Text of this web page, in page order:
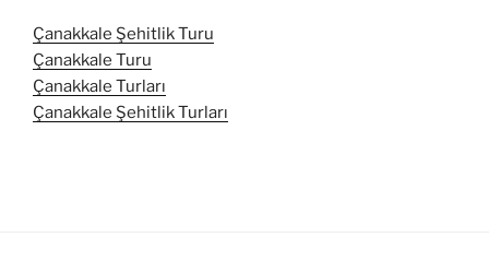
Çanakkale Şehitlik Turu
Çanakkale Turu
Çanakkale Turları
Çanakkale Şehitlik Turları